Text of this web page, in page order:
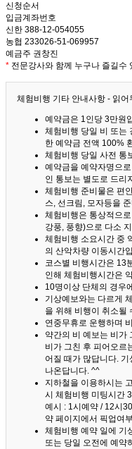
신청순서
입금계좌번호
신한 388-12-054055
농협 233026-51-069957
예금주 권창진
* 전문강사와 함께 누구나 즐길수
체험비행 기타 안내사항 - 읽
예약금은 1인당 3만원
체험비행 당일 비 또는
한 예약금 전액 100%
체험비행 당일 사전 통
예약금을 예약자명으
인 통보는 별도로 드리
체험비행 준비물은 편
스, 선크림, 모자등을
체험비행은 통상적으
강풍, 풍향)으로 다소
체험비행 소요시간 중
의 산악차량 이동시간
코스별 비행시간은 13
인해 체험비행시간은
10명이상 단체의 경우
기상예보와는 다르게
을 위해 비행이 취소될
연중무휴로 운행하며
약간의 비 예보는 비가
비가 그친 후 피어오르
어질 때가 많답니다. 기
나온답니다. ^^
지하철을 이용하시는
시 체험비행 미팅시간
예시 : 1시예약 / 12시
약 페이지에서 픽업여
체험비행 예약 일에 기
또는 당일 오전에 예약